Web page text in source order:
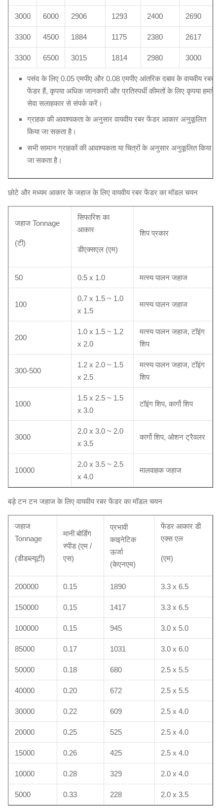
3000 6000 2906 1293 2400 2690
3300 4500 1884 1175 2380 2617
3300 6500 3015 1814 2980 3000
पसंद के लिए 0.05 एमपीए और 0.08 एमपीए आंतरिक दबाव के वायवीय रबर
फेंडर हैं, कृपया अधिक जानकारी और प्रतिस्पर्धी कीमतों के लिए कृपया हमारे
सेवा सलाहकार से संपर्क करें।
ग्राहक की आवश्यकता के अनुसार वायवीय रबर फेंडर आकार अनुकूलित
किया जा सकता है।
सभी सामान ग्राहकों की आवश्यकता या चित्रों के अनुसार अनुकूलित किया
जा सकता है।
छोटे और मध्यम आकार के जहाज के लिए वायवीय रबर फेंडर का मॉडल चयन
जहाज Tonnage
(टी)
सिफारिश का
आकार
डीएक्सएल (एम)
शिप प्रकार
50 0.5 x 1.0 मत्स्य पालन जहाज
100
0.7 x 1.5 ~ 1.0
x 1.5
मत्स्य पालन जहाज
200
1.0 x 1.5 ~ 1.2
x 2.0
मत्स्य पालन जहाज, टॉइंग
शिप
300-500
1.2 x 2.0 ~ 1.5
x 2.5
मत्स्य पालन जहाज, टॉइंग
शिप
1000
1.5 x 2.5 ~ 1.5
x 3.0
टॉइंग शिप, कार्गो शिप
3000
2.0 x 3.0 ~ 2.0
x 3.5
कार्गो शिप, ओशन ट्रैवलर
10000
2.0 x 3.5 ~ 2.5
x 4.0
मालवाहक जहाज
बड़े टन टन जहाज के लिए वायवीय रबर फेंडर का मॉडल चयन
जहाज
Tonnage
(डीडब्ल्यूटी)
मानी बोर्डिंग
स्पीड (एम /
एस)
प्रभावी
काइनेटिक
ऊर्जा
(केएनएम)
फेंडर आकार डी
एक्स एल
(एम)
200000 0.15 1890 3.3 x 6.5
150000 0.15 1417 3.3 x 6.5
100000 0.15 945 3.0 x 5.0
85000 0.17 1031 3.0 x 6.0
50000 0.18 680 2.5 x 5.5
40000 0.20 672 2.5 x 5.5
30000 0.22 609 2.5 x 4.0
20000 0.25 525 2.5 x 4.0
15000 0.26 425 2.5 x 4.0
10000 0.28 329 2.0 x 4.0
5000 0.33 228 2.0 x 3.5